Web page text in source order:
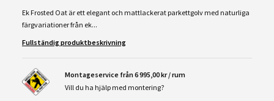
Ek Frosted Oat är ett elegant och mattlackerat parkettgolv med naturliga
färgvariationer från ek...
Fullständig produktbeskrivning
Montageservice från 6 995,00 kr / rum
Vill du ha hjälp med montering?